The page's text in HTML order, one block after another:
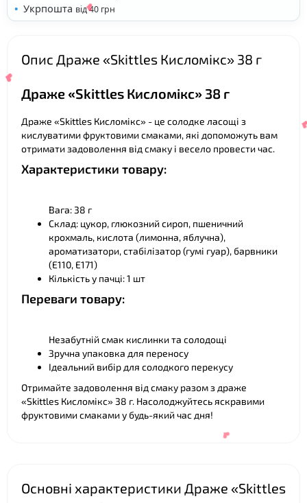
Укрпошта від 40 грн
Опис Драже «Skittles Кисломікс» 38 г
Драже «Skittles Кисломікс» 38 г
Драже «Skittles Кисломікс» - це солодке ласощі з
кислуватими фруктовими смаками, які допоможуть вам
отримати задоволення від смаку і весело провести час.
Характеристики товару:
Вага: 38 г
Склад: цукор, глюкозний сироп, пшеничний
крохмаль, кислота (лимонна, яблучна),
ароматизатори, стабілізатор (гумі гуар), барвники
(E110, E171)
Кількість у пачці: 1 шт
Переваги товару:
Незабутній смак кислинки та солодощі
Зручна упаковка для переносу
Ідеальний вибір для солодкого перекусу
Отримайте задоволення від смаку разом з драже
«Skittles Кисломікс» 38 г. Насолоджуйтесь яскравими
фруктовими смаками у будь-який час дня!
Основні характеристики Драже «Skittles
❤